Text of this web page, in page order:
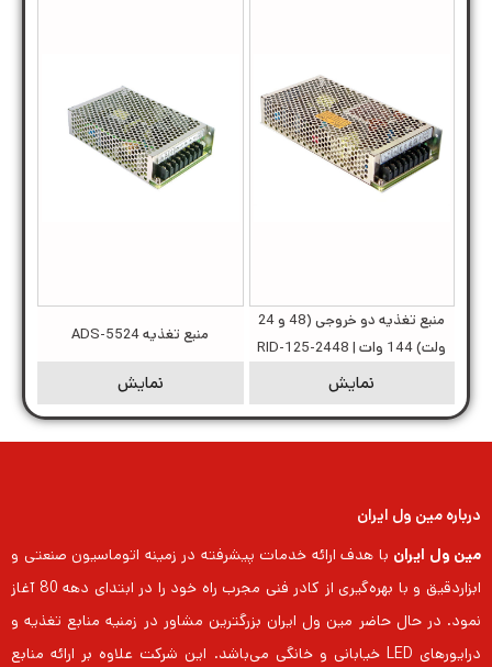
منبع تغذیه دو خروجی (48 و 24
ولت) 144 وات | RID-125-2448
نمایش
منبع تغذیه ADS-5524
نمایش
درباره مین ول ایران
مین ول ایران با هدف ارائه خدمات پیشرفته در زمینه اتوماسیون صنعتی و
ابزاردقیق و با بهره‌گیری از کادر فنی مجرب راه خود را در ابتدای دهه 80 آغاز
نمود. در حال حاضر مین ول ایران بزرگترین مشاور در زمنیه منابع تغذیه و
درایورهای LED خیابانی و خانگی می‌باشد. این شرکت علاوه بر ارائه منابع